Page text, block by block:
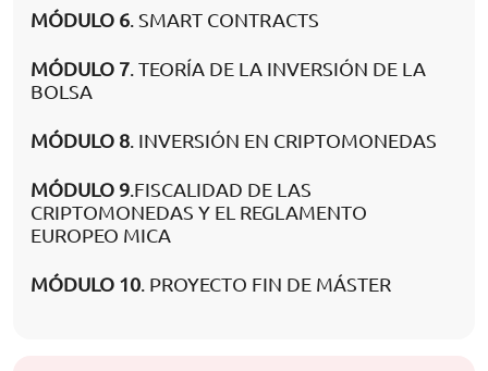
MÓDULO 6 . SMART CONTRACTS
MÓDULO 7 . TEORÍA DE LA INVERSIÓN DE LA
BOLSA
MÓDULO 8 . INVERSIÓN EN CRIPTOMONEDAS
MÓDULO 9 .FISCALIDAD DE LAS
CRIPTOMONEDAS Y EL REGLAMENTO
EUROPEO MICA
MÓDULO 10 . PROYECTO FIN DE MÁSTER